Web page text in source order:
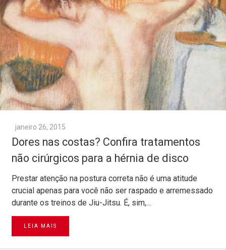
janeiro 26, 2015
Dores nas costas? Confira tratamentos
não cirúrgicos para a hérnia de disco
Prestar atenção na postura correta não é uma atitude
crucial apenas para você não ser raspado e arremessado
durante os treinos de Jiu-Jitsu. É, sim,…
LEIA MAIS